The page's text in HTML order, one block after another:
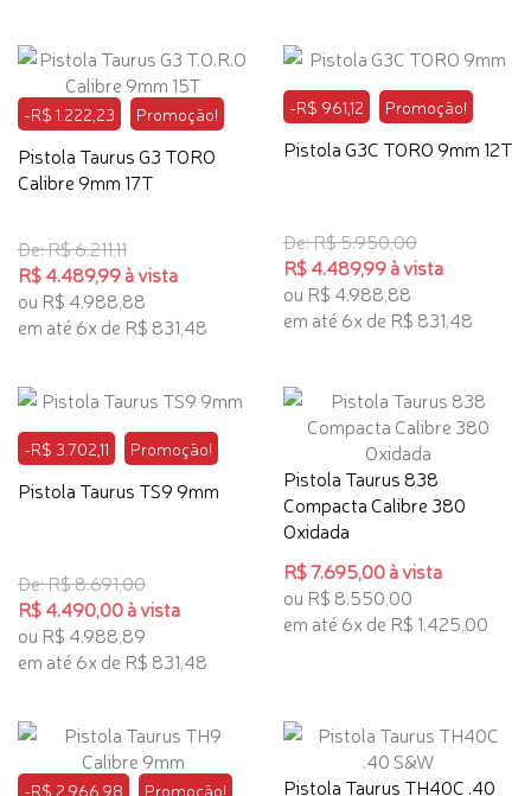
-R$ 1.222,23 Promoção!
Pistola Taurus G3 TORO
Calibre 9mm 17T
De: R$ 6.211,11
R$ 4.489,99 à vista
ou R$ 4.988,88
em até 6x de R$ 831,48
-R$ 961,12 Promoção!
Pistola G3C TORO 9mm 12T
De: R$ 5.950,00
R$ 4.489,99 à vista
ou R$ 4.988,88
em até 6x de R$ 831,48
-R$ 3.702,11 Promoção!
Pistola Taurus TS9 9mm
De: R$ 8.691,00
R$ 4.490,00 à vista
ou R$ 4.988,89
em até 6x de R$ 831,48
Pistola Taurus 838
Compacta Calibre 380
Oxidada
R$ 7.695,00 à vista
ou R$ 8.550,00
em até 6x de R$ 1.425,00
-R$ 2.966,98 Promoção! Pistola Taurus TH40C .40